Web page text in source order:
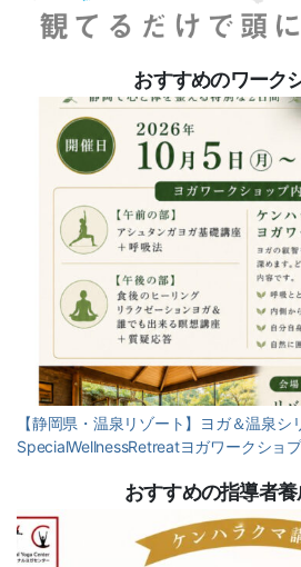
おすすめのワーク
【静岡県・温泉リゾート】ヨガ＆温泉
SpecialWellnessRetreatヨガワークショ
おすすめの指導者